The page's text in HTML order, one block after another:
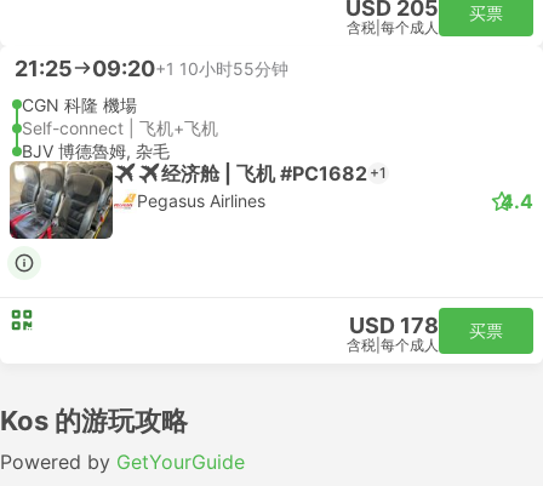
USD 205
含税 每个成人
买票
21:25 09:20+1 10小时55分钟
CGN 科隆 機場
Self-connect | 飞机+飞机
BJV 博德魯姆, 杂毛
经济舱 | 飞机 #PC1682 +1
Pegasus Airlines 4.4
USD 178
含税 每个成人
买票
Kos 的游玩攻略
Powered by GetYourGuide